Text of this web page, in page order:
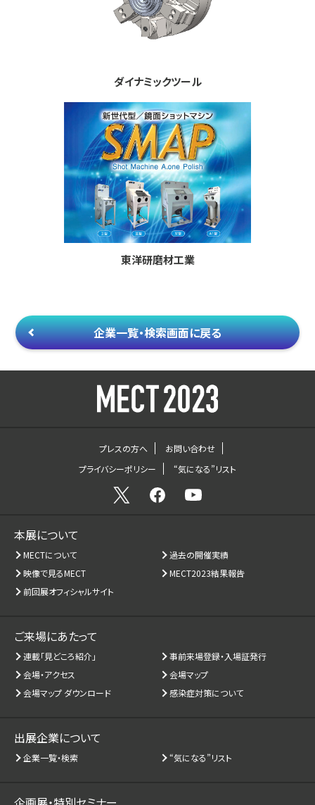
ダイナミックツール
東洋研磨材工業
企業一覧・検索画面に戻る
プレスの方へ
お問い合わせ
プライバシーポリシー
“気になる”リスト
本展について
MECTについて
過去の開催実績
映像で見るMECT
MECT2023結果報告
前回展オフィシャルサイト
ご来場にあたって
連載「見どころ紹介」
事前来場登録・入場証発行
会場・アクセス
会場マップ
会場マップ ダウンロード
感染症対策について
出展企業について
企業一覧・検索 “気になる”リスト